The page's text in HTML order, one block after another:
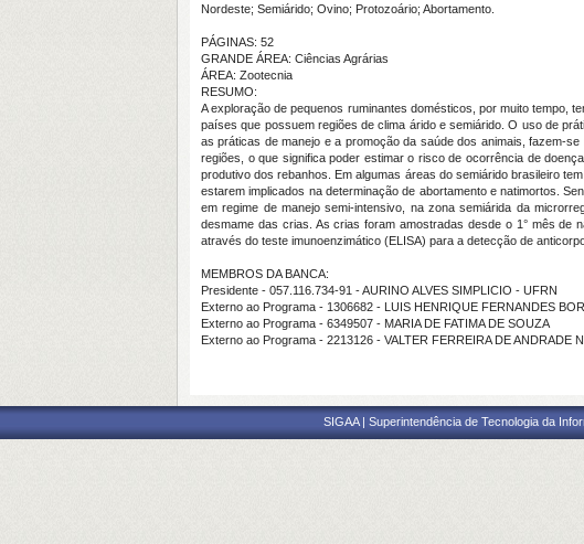
Nordeste; Semiárido; Ovino; Protozoário; Abortamento.
PÁGINAS: 52
GRANDE ÁREA: Ciências Agrárias
ÁREA: Zootecnia
RESUMO:
A exploração de pequenos ruminantes domésticos, por muito tempo,
países que possuem regiões de clima árido e semiárido. O uso de
as práticas de manejo e a promoção da saúde dos animais, fazem-
regiões, o que significa poder estimar o risco de ocorrência de
produtivo dos rebanhos. Em algumas áreas do semiárido brasileiro
estarem implicados na determinação de abortamento e natimortos.
em regime de manejo semi-intensivo, na zona semiárida da
desmame das crias. As crias foram amostradas desde o 1° mês de
através do teste imunoenzimático (ELISA) para a detecção de
MEMBROS DA BANCA:
Presidente - 057.116.734-91 - AURINO ALVES SIMPLICIO - UFRN
Externo ao Programa - 1306682 - LUIS HENRIQUE FERNANDES
Externo ao Programa - 6349507 - MARIA DE FATIMA DE SOUZA
Externo ao Programa - 2213126 - VALTER FERREIRA DE ANDRADE
SIGAA | Superintendência de Tecnologia da